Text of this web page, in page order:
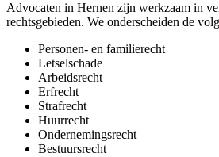
Advocaten in Hernen zijn werkzaam in
rechtsgebieden. We onderscheiden de
Personen- en familierecht
Letselschade
Arbeidsrecht
Erfrecht
Strafrecht
Huurrecht
Ondernemingsrecht
Bestuursrecht